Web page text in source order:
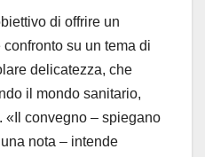
di offrire un
su un tema di
delicatezza, che
il mondo sanitario,
«Il convegno – spiegano
nota – intende